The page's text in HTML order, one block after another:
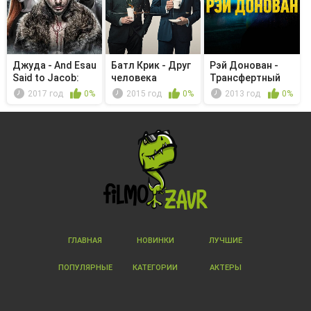
Джуда - And Esau
Said to Jacob:
Pour ...2017 год 0%
Батл Крик - Друг
человека
2015 год 0%
Рэй Донован -
Трансфертный
агент2013 год 0%
ГЛАВНАЯ НОВИНКИ ЛУЧШИЕ
ПОПУЛЯРНЫЕ КАТЕГОРИИ АКТЕРЫ